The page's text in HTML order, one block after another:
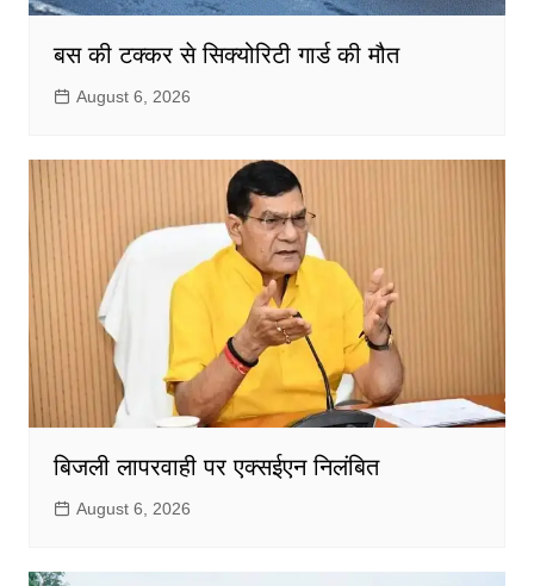
बस की टक्कर से सिक्योरिटी गार्ड की मौत
August 6, 2026
बिजली लापरवाही पर एक्सईएन निलंबित
August 6, 2026